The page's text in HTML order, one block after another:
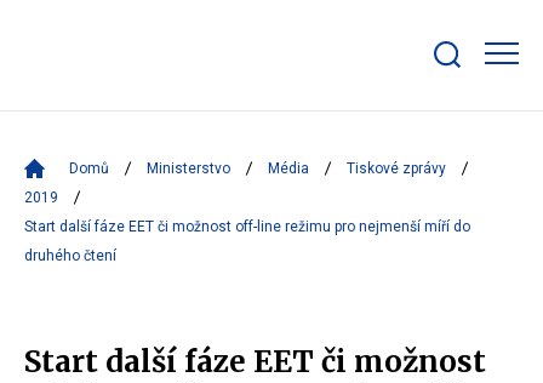
bar
Domů Ministerstvo Média
Tiskové zprávy
2019
Start další fáze EET či možnost off-line režimu pro nejmenší míří do
druhého čtení
Start další fáze EET či možnost